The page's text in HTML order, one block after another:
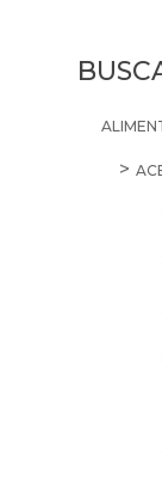
Pimienta
Balsámico